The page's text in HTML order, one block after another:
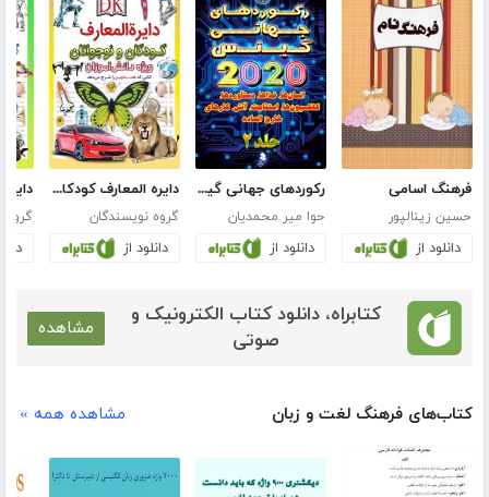
فرهنگ اسامی
حسین زینالپور
دانلود از
رکوردهای جهانی گینس 2020 - جلد 2
حوا میر محمدیان
دانلود از
دایره المعارف کودکان و نوجوانان ویژه دانش آموزان: جلد اول
گروه نویسندگان
دانلود از
گروه
کتابراه، دانلود کتاب الکترونیک و
صوتی
مشاهده
کتاب‌های فرهنگ لغت و زبان مشاهده همه »